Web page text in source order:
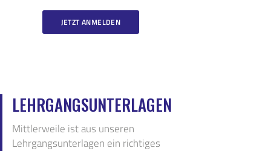
JETZT ANMELDEN
LEHRGANGSUNTERLAGEN
Mittlerweile ist aus unseren
Lehrgangsunterlagen ein richtiges